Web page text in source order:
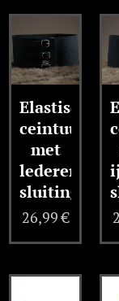
Elastische
ceintuur
met
lederen
sluiting
26,99€